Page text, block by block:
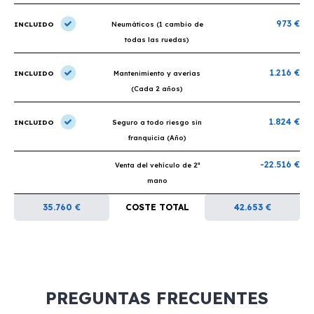
INCLUIDO
Neumáticos (1 cambio de
todas las ruedas)
973 €
INCLUIDO
Mantenimiento y averías
(Cada 2 años)
1.216 €
INCLUIDO
Seguro a todo riesgo sin
franquicia (Año)
1.824 €
Venta del vehículo de 2ª
mano
-22.516 €
35.760 € COSTE TOTAL 42.653 €
PREGUNTAS FRECUENTES